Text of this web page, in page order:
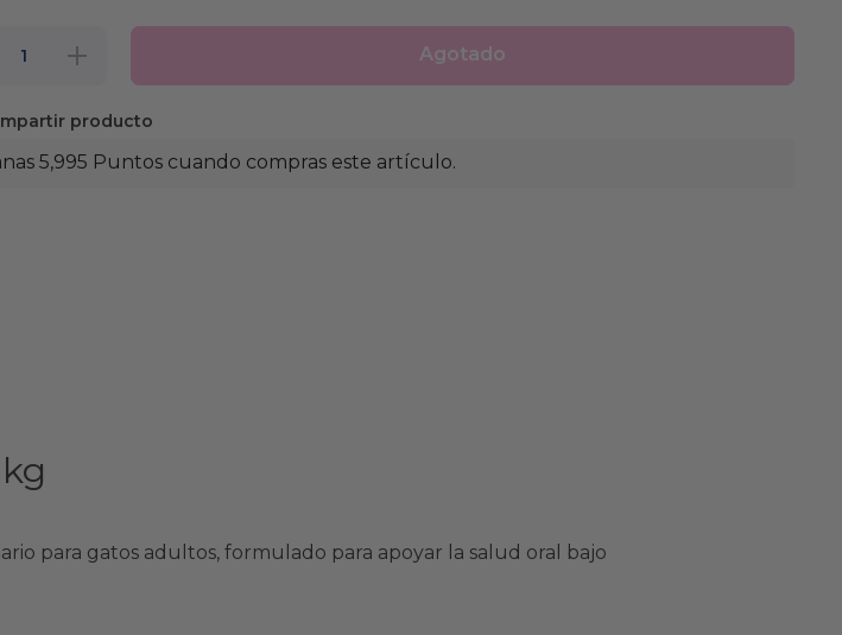
Aumentar
cantidad
Canin Vet
Dry
Agotado
producto
5,995 Puntos cuando compras este artículo.
para gatos adultos, formulado para apoyar la salud oral bajo